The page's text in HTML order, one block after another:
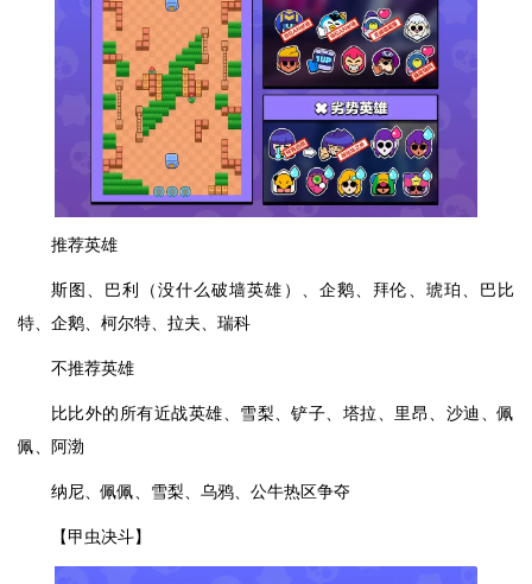
推荐英雄
斯图、巴利（没什么破墙英雄）、企鹅、拜伦、琥珀、巴比
特、企鹅、柯尔特、拉夫、瑞科
不推荐英雄
比比外的所有近战英雄、雪梨、铲子、塔拉、里昂、沙迪、佩
佩、阿渤
纳尼、佩佩、雪梨、乌鸦、公牛热区争夺
【甲虫决斗】